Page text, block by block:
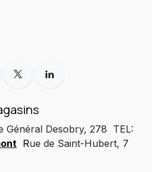
Général Desobry, 278 TEL:
Rue de Saint-Hubert, 7